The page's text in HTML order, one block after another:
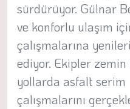
sürdürüyor. Gülnar
ve konforlu ulaşım
çalışmalarına
ediyor. Ekipler zemin
yollarda asfalt serim
çalışmalarını